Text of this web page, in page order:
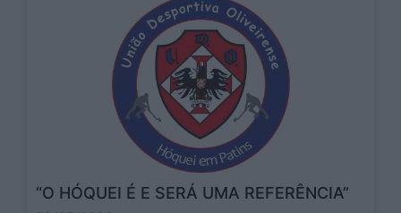
“O HÓQUEI É E SERÁ UMA REFERÊNCIA”